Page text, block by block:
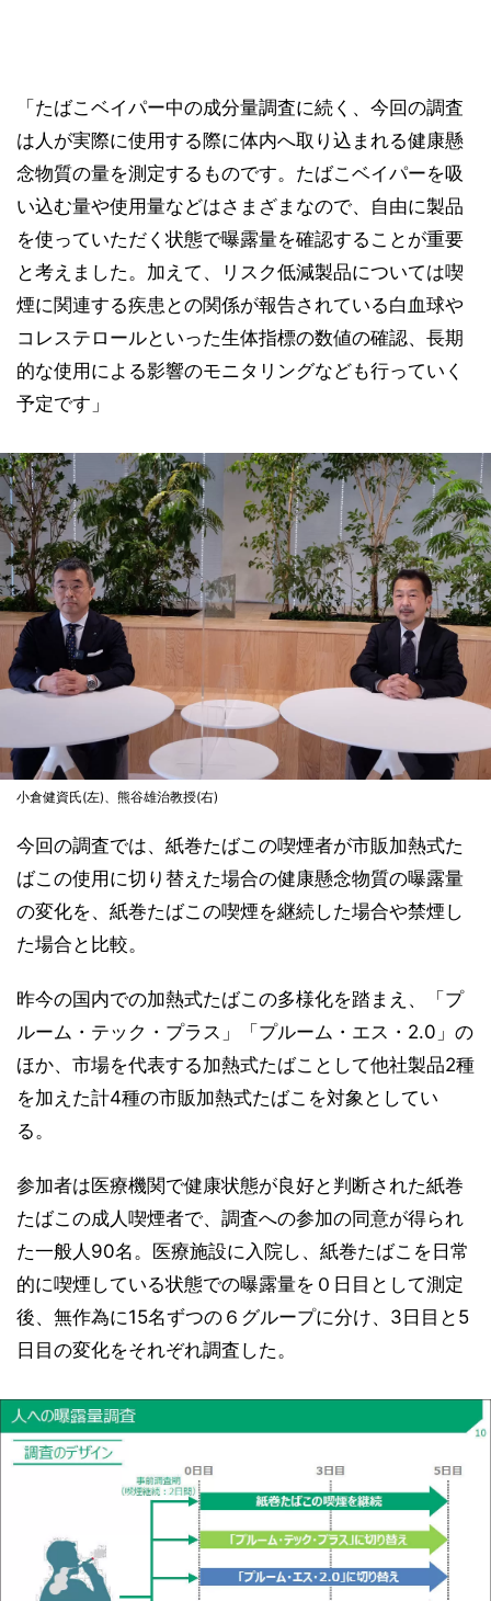
「たばこベイパー中の成分量調査に続く、今回の調査
は人が実際に使用する際に体内へ取り込まれる健康懸
念物質の量を測定するものです。たばこベイパーを吸
い込む量や使用量などはさまざまなので、自由に製品
を使っていただく状態で曝露量を確認することが重要
と考えました。加えて、リスク低減製品については喫
煙に関連する疾患との関係が報告されている白血球や
コレステロールといった生体指標の数値の確認、長期
的な使用による影響のモニタリングなども行っていく
予定です」
小倉健資氏(左)、熊谷雄治教授(右)
今回の調査では、紙巻たばこの喫煙者が市販加熱式た
ばこの使用に切り替えた場合の健康懸念物質の曝露量
の変化を、紙巻たばこの喫煙を継続した場合や禁煙し
た場合と比較。
昨今の国内での加熱式たばこの多様化を踏まえ、「プ
ルーム・テック・プラス」「プルーム・エス・2.0」の
ほか、市場を代表する加熱式たばことして他社製品2種
を加えた計4種の市販加熱式たばこを対象としてい
る。
参加者は医療機関で健康状態が良好と判断された紙巻
たばこの成人喫煙者で、調査への参加の同意が得られ
た一般人90名。医療施設に入院し、紙巻たばこを日常
的に喫煙している状態での曝露量を０日目として測定
後、無作為に15名ずつの６グループに分け、3日目と5
日目の変化をそれぞれ調査した。